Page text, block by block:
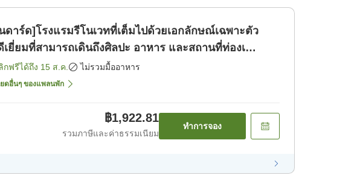
ดาร์ด]โรงแรมรีโนเวทที่เต็มไปด้วยเอกลักษณ์เฉพาะตัว
เยี่ยมที่สามารถเดินถึงศิลปะ อาหาร และสถานที่ท่องเ
ห้องพัก]
กฟรีได้ถึง 15 ส.ค. ไม่รวมมื้ออาหาร
ยดอื่นๆ ของแพลนพัก
฿1,922.81
รวมภาษีและค่าธรรมเนียม
ทำการจอง